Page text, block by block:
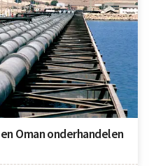
Oman onderhandelen